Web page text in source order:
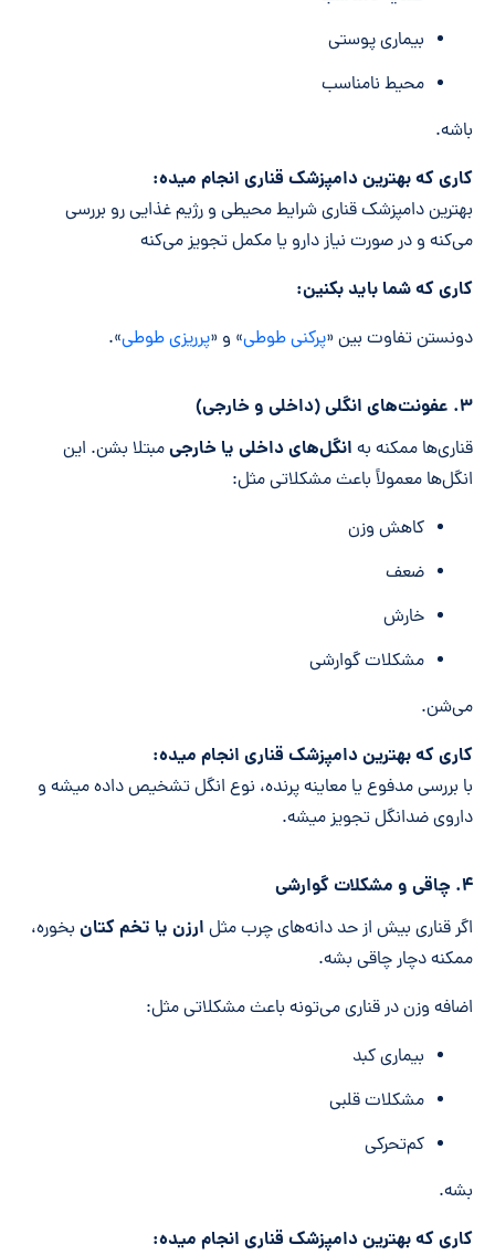
بیماری پوستی
محیط نامناسب
باشه.
کاری که بهترین دامپزشک قناری انجام میده:
بهترین دامپزشک قناری شرایط محیطی و رژیم غذایی رو بررسی
می‌کنه و در صورت نیاز دارو یا مکمل تجویز می‌کنه
کاری که شما باید بکنین:
دونستن تفاوت بین «پرکنی طوطی» و «پرریزی طوطی».
۳. عفونت‌های انگلی (داخلی و خارجی)
قناری‌ها ممکنه به انگل‌های داخلی یا خارجیمبتلا بشن. این
انگل‌ها معمولاً باعث مشکلاتی مثل:
کاهش وزن
ضعف
خارش
مشکلات گوارشی
می‌شن.
کاری که بهترین دامپزشک قناری انجام میده:
با بررسی مدفوع یا معاینه پرنده، نوع انگل تشخیص داده میشه و
داروی ضدانگل تجویز میشه.
۴. چاقی و مشکلات گوارشی
اگر قناری بیش از حد دانه‌های چرب مثل ارزن یا تخم کتان بخوره،
ممکنه دچار چاقی بشه.
اضافه وزن در قناری می‌تونه باعث مشکلاتی مثل:
بیماری کبد
مشکلات قلبی
کم‌تحرکی
بشه.
کاری که بهترین دامپزشک قناری انجام میده: